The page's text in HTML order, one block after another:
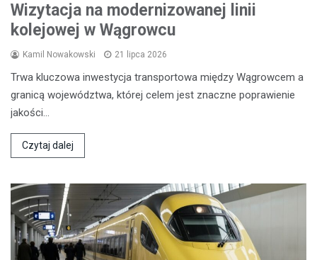
Wizytacja na modernizowanej linii
kolejowej w Wągrowcu
Kamil Nowakowski 21 lipca 2026
Trwa kluczowa inwestycja transportowa między Wągrowcem a
granicą województwa, której celem jest znaczne poprawienie
jakości…
Czytaj dalej